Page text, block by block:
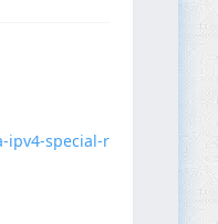
ipv4-special-r